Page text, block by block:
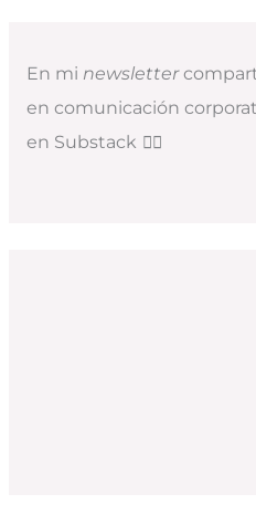
En mi newsletter
en comunicación
en Substack 👇🏻